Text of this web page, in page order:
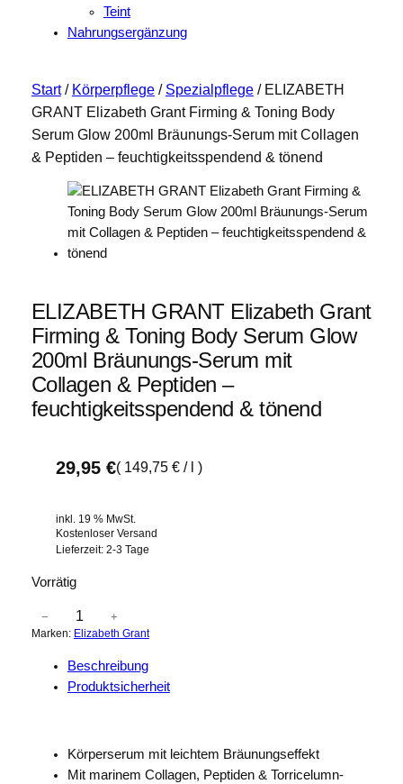
Teint
Nahrungsergänzung
Start/ Körperpflege/ Spezialpflege/ ELIZABETH
GRANT Elizabeth Grant Firming & Toning Body
Serum Glow 200ml Bräunungs-Serum mit Collagen
& Peptiden – feuchtigkeitsspendend & tönend
ELIZABETH GRANT Elizabeth Grant
Firming & Toning Body Serum Glow
200ml Bräunungs-Serum mit
Collagen & Peptiden –
feuchtigkeitsspendend & tönend
29,95 €( 149,75 €/ )
inkl. 19 % MwSt.
Kostenloser Versand
Lieferzeit: 2-3 Tage
Vorrätig
L
− +
Marken: Elizabeth Grant
Beschreibung
Produktsicherheit
Körperserum mit leichtem Bräunungseffekt
Mit marinem Collagen, Peptiden & Torricelumn-